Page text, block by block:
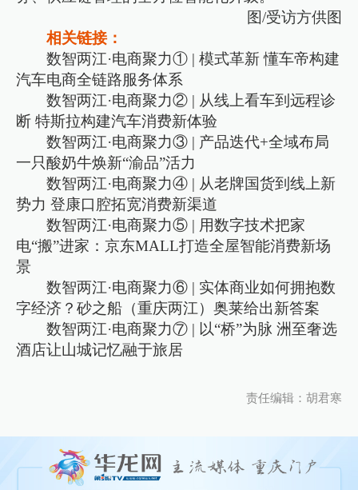
图/受访方供图
相关链接：
数智两江·电商聚力① | 模式革新 懂车帝构建
汽车电商全链路服务体系
数智两江·电商聚力② | 从线上看车到远程诊
断 特斯拉构建汽车消费新体验
数智两江·电商聚力③ | 产品迭代+全域布局
一只酸奶牛焕新“渝品”活力
数智两江·电商聚力④ | 从老牌国货到线上新
势力 登康口腔拓宽消费新渠道
数智两江·电商聚力⑤ | 用数字技术把家
电“搬”进家：京东MALL打造全屋智能消费新场
景
数智两江·电商聚力⑥ | 实体商业如何拥抱数
字经济？砂之船（重庆两江）奥莱给出新答案
数智两江·电商聚力⑦ | 以“桥”为脉 洲至奢选
酒店让山城记忆融于旅居
责任编辑：胡君寒